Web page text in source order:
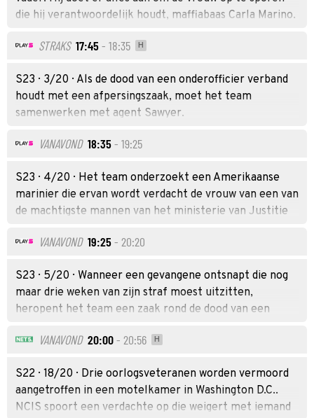
die hij verantwoordelijk houdt, maffiabaas Carla Marino.
ook die van het team in gevaar.
STRAKS 17:45- 18:35 H
S23 · 3/20 · Als de dood van een onderofficier verband
houdt met een afpersingszaak, moet het team
samenwerken met agent Sawyer.
VANAVOND 18:35- 19:25
S23 · 4/20 · Het team onderzoekt een Amerikaanse
marinier die ervan wordt verdacht de vrouw van een van
de machtigste mannen van het ministerie van Justitie
VANAVOND 19:25- 20:20
S23 · 5/20 · Wanneer een gevangene ontsnapt die nog
maar drie weken van zijn straf moest uitzitten,
heropent het team een zaak rond de dood van een
destijds door Gibbs en Franks onderzocht. Daarbij
Strickland. Ondertussen verschillen de teamleden van
mening over wat er in een marine-tijdcapsule moet
worden opgenomen.
VANAVOND 20:00- 20:56 H
S22 · 18/20 · Drie oorlogsveteranen worden vermoord
aangetroffen in een motelkamer in Washington D.C..
NCIS spoort een verdachte op die weigert met iemand